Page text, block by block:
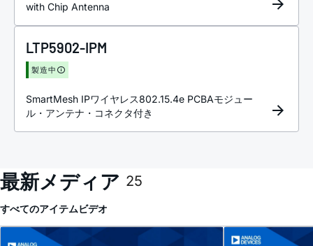
with Chip Antenna
LTP5902-IPM
製造中
SmartMesh IPワイヤレス802.15.4e PCBAモジュー
ル・アンテナ・コネクタ付き
最新メディア 25
すべてのアイテムビデオ